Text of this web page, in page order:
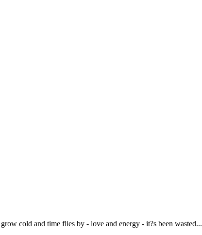
cold and time flies by - love and energy - it?s been wasted...